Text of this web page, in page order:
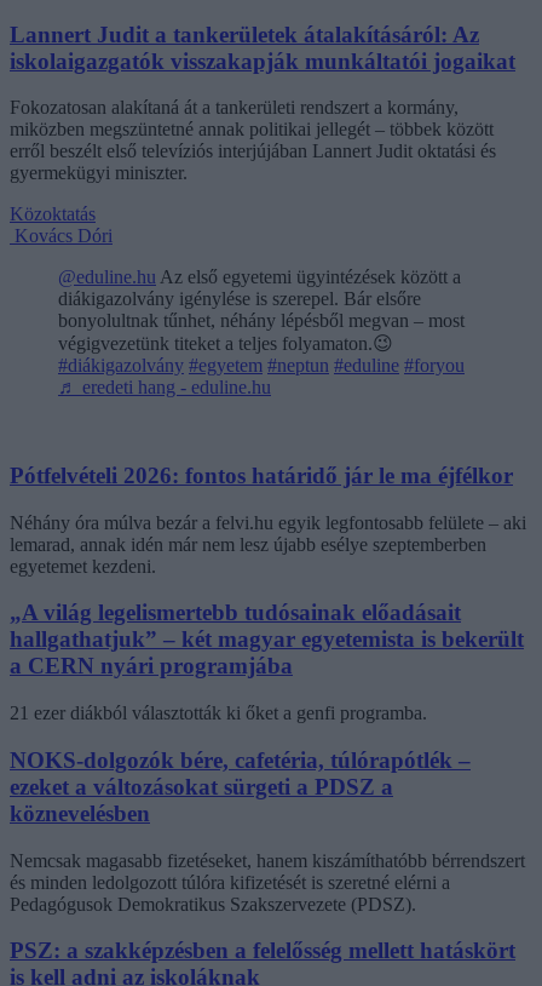
Lannert Judit a tankerületek átalakításáról: Az
iskolaigazgatók visszakapják munkáltatói jogaikat
Fokozatosan alakítaná át a tankerületi rendszert a kormány,
miközben megszüntetné annak politikai jellegét – többek között
erről beszélt első televíziós interjújában Lannert Judit oktatási és
gyermekügyi miniszter.
Közoktatás
Kovács Dóri
@eduline.hu Az első egyetemi ügyintézések között a
diákigazolvány igénylése is szerepel. Bár elsőre
bonyolultnak tűnhet, néhány lépésből megvan – most
végigvezetünk titeket a teljes folyamaton.😉
#diákigazolvány #egyetem #neptun #eduline #foryou
♬ eredeti hang - eduline.hu
Pótfelvételi 2026: fontos határidő jár le ma éjfélkor
Néhány óra múlva bezár a felvi.hu egyik legfontosabb felülete – aki
lemarad, annak idén már nem lesz újabb esélye szeptemberben
egyetemet kezdeni.
„A világ legelismertebb tudósainak előadásait
hallgathatjuk” – két magyar egyetemista is bekerült
a CERN nyári programjába
21 ezer diákból választották ki őket a genfi programba.
NOKS-dolgozók bére, cafetéria, túlórapótlék –
ezeket a változásokat sürgeti a PDSZ a
köznevelésben
Nemcsak magasabb fizetéseket, hanem kiszámíthatóbb bérrendszert
és minden ledolgozott túlóra kifizetését is szeretné elérni a
Pedagógusok Demokratikus Szakszervezete (PDSZ).
PSZ: a szakképzésben a felelősség mellett hatáskört
is kell adni az iskoláknak